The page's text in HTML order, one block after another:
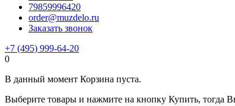
79859996420
order@muzdelo.ru
Заказать звонок
+7 (495) 999-64-20
0
В данный момент Корзина пуста.
Выберите товары и нажмите на кнопку Купить, тогда